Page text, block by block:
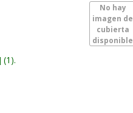
No hay
imagen de
cubierta
disponible
(1).